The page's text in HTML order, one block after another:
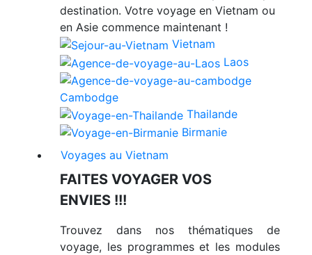
destination. Votre voyage en Vietnam ou
en Asie commence maintenant !
Vietnam
Laos
Cambodge
Thailande
Birmanie
Voyages au Vietnam
FAITES VOYAGER VOS
ENVIES !!!
Trouvez dans nos thématiques de
voyage, les programmes et les modules